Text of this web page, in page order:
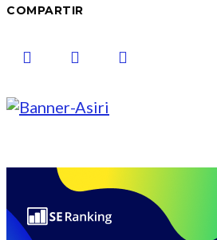
COMPARTIR